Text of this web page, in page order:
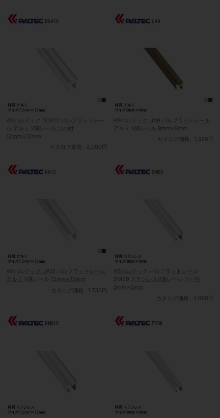
KGパルテック DUA12 パルフラットレー
ル アルミ V溝レール ツバ付
12mm×12mm
カタログ価格
2,000円
KGパルテック UA9 パルフラットレール
アルミ V溝レール 9mm×9mm
カタログ価格
1,320円
KGパルテック UA12 パルフラットレール
アルミ V溝レール 12mm×12mm
カタログ価格
1,730円
KGパルテック パルフラットレール
DMS9 ステンレスV溝レール ツバ付
9mm×9mm
カタログ価格
4,090円